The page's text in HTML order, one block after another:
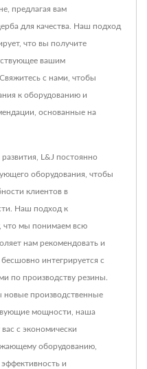
предлагая вам
для качества. Наш подход
что вы получите
вашим
с нами, чтобы
к оборудованию и
основанные на
L&J постоянно
оборудования, чтобы
клиентов в
Наш подход к
что мы понимаем всю
нам рекомендовать и
интегрируется с
по производству резины.
новые производственные
мощности, наша
с экономически
оборудованию,
и